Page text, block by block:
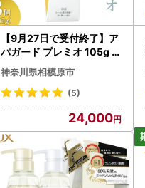
【9月27日で受付終了】ア
パガード プレミオ 105g 3
個 | 期間限定 歯磨き粉 ハ
ミガキ 歯 デンタルケア
神奈川県相模原市
(5)
24,000